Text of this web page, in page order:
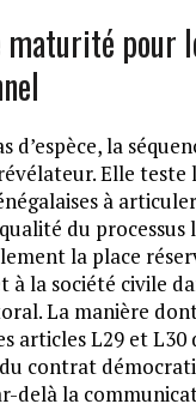
pour
d’espèce, la
Elle teste
à
du processus
la place
à la société civile
La manière
articles L29 et L30
contrat
delà la